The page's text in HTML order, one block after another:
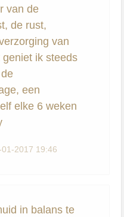
van de
de rust,
van
ik steeds
een
elke 6 weken
01-2017 19:46
in balans te